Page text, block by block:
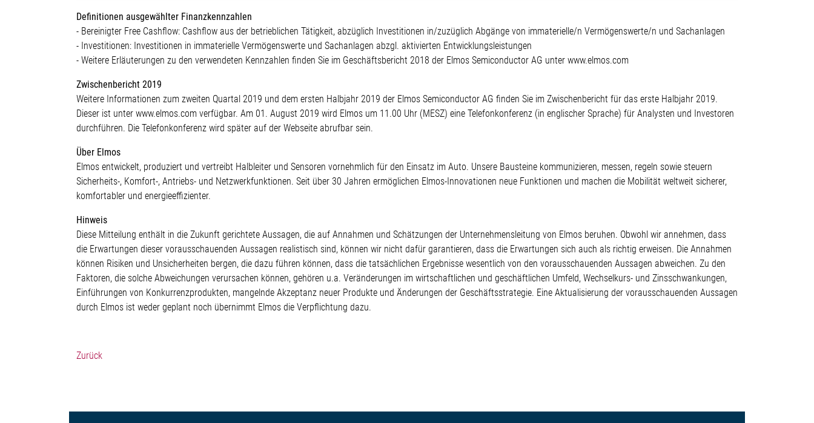
Definitionen ausgewählter Finanzkennzahlen
- Bereinigter Free Cashflow: Cashflow aus der betrieblichen Tätigkeit, abzüglich Investitionen in/zuzüglich Abgänge von immaterielle/n Vermögenswerte/n und Sachanlagen
- Investitionen: Investitionen in immaterielle Vermögenswerte und Sachanlagen abzgl. aktivierten Entwicklungsleistungen
- Weitere Erläuterungen zu den verwendeten Kennzahlen finden Sie im Geschäftsbericht 2018 der Elmos Semiconductor AG unter www.elmos.com
Zwischenbericht 2019
Weitere Informationen zum zweiten Quartal 2019 und dem ersten Halbjahr 2019 der Elmos Semiconductor AG finden Sie im Zwischenbericht für das erste Halbjahr 2019.
Dieser ist unter www.elmos.com verfügbar. Am 01. August 2019 wird Elmos um 11.00 Uhr (MESZ) eine Telefonkonferenz (in englischer Sprache) für Analysten und Investoren
durchführen. Die Telefonkonferenz wird später auf der Webseite abrufbar sein.
Über Elmos
Elmos entwickelt, produziert und vertreibt Halbleiter und Sensoren vornehmlich für den Einsatz im Auto. Unsere Bausteine kommunizieren, messen, regeln sowie steuern
Sicherheits-, Komfort-, Antriebs- und Netzwerkfunktionen. Seit über 30 Jahren ermöglichen Elmos-Innovationen neue Funktionen und machen die Mobilität weltweit sicherer,
komfortabler und energieeffizienter.
Hinweis
Diese Mitteilung enthält in die Zukunft gerichtete Aussagen, die auf Annahmen und Schätzungen der Unternehmensleitung von Elmos beruhen. Obwohl wir annehmen, dass
die Erwartungen dieser vorausschauenden Aussagen realistisch sind, können wir nicht dafür garantieren, dass die Erwartungen sich auch als richtig erweisen. Die Annahmen
können Risiken und Unsicherheiten bergen, die dazu führen können, dass die tatsächlichen Ergebnisse wesentlich von den vorausschauenden Aussagen abweichen. Zu den
Faktoren, die solche Abweichungen verursachen können, gehören u.a. Veränderungen im wirtschaftlichen und geschäftlichen Umfeld, Wechselkurs- und Zinsschwankungen,
Einführungen von Konkurrenzprodukten, mangelnde Akzeptanz neuer Produkte und Änderungen der Geschäftsstrategie. Eine Aktualisierung der vorausschauenden Aussagen
durch Elmos ist weder geplant noch übernimmt Elmos die Verpflichtung dazu.
Zurück